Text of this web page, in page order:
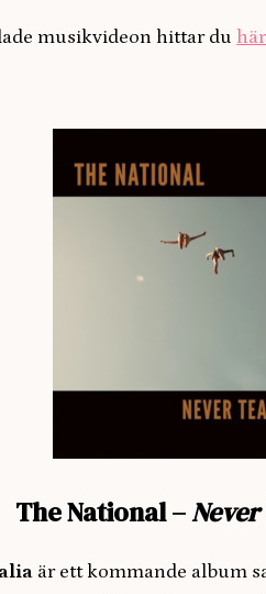
musikvideon hittar du här
The National –Never
är ett kommande album